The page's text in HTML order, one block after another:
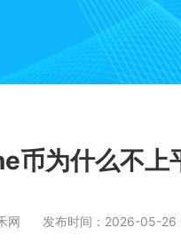
币为什么不上
网 发布时间：2026-05-26